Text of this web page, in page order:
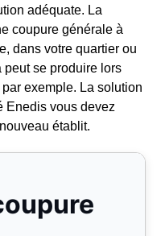
adéquate. La
coupure générale à
dans votre quartier ou
peut se produire lors
exemple. La solution
Enedis vous devez
établit.